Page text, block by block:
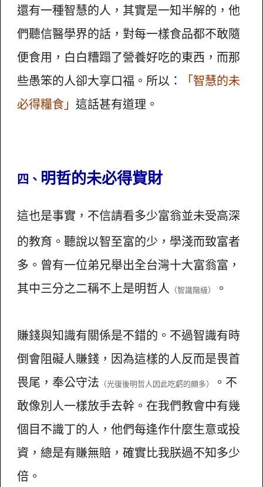
還有一種智慧的人，其實是一知半解的，他
們聽信醫學界的話，對每一樣食品都不敢隨
便食用，白白糟蹋了營養好吃的東西，而那
些愚笨的人卻大享口福。所以：
「智慧的未
必得糧食」這話甚有道理。
四、 明哲的未必得貲財
這也是事實，不信請看多少富翁並未受高深
的教育。聽說以智至富的少，學淺而致富者
多。曾有一位弟兄舉出全台灣十大富翁富，
其中三分之二稱不上是明哲人 （智識階級） 。
賺錢與知識有關係是不錯的。不過智識有時
倒會阻礙人賺錢，因為這樣的人反而是畏首
畏尾，奉公守法 （光復後明哲人因此吃虧的頗多）
。不
敢像別人一樣放手去幹。在我們教會中有幾
個目不識丁的人，他們每逢作什麼生意或投
資，總是有賺無賠，確實比我朕過不知多少
倍。